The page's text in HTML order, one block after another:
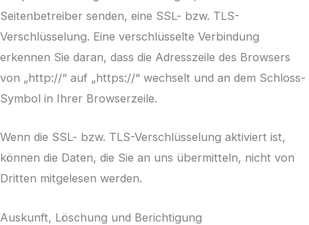
Seitenbetreiber senden, eine SSL- bzw. TLS-
Verschlüsselung. Eine verschlüsselte Verbindung
erkennen Sie daran, dass die Adresszeile des Browsers
von „http://“ auf „https://“ wechselt und an dem Schloss-
Symbol in Ihrer Browserzeile.
Wenn die SSL- bzw. TLS-Verschlüsselung aktiviert ist,
können die Daten, die Sie an uns übermitteln, nicht von
Dritten mitgelesen werden.
Auskunft, Löschung und Berichtigung